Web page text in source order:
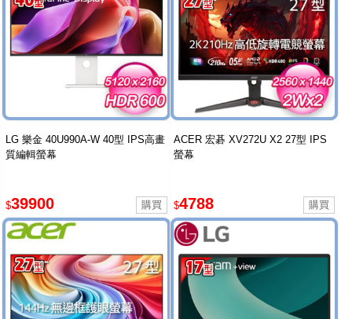
LG 樂金 40U990A-W 40型 IPS高畫
質編輯螢幕
$39900
ACER 宏碁 XV272U X2 27型 IPS
螢幕
$4788